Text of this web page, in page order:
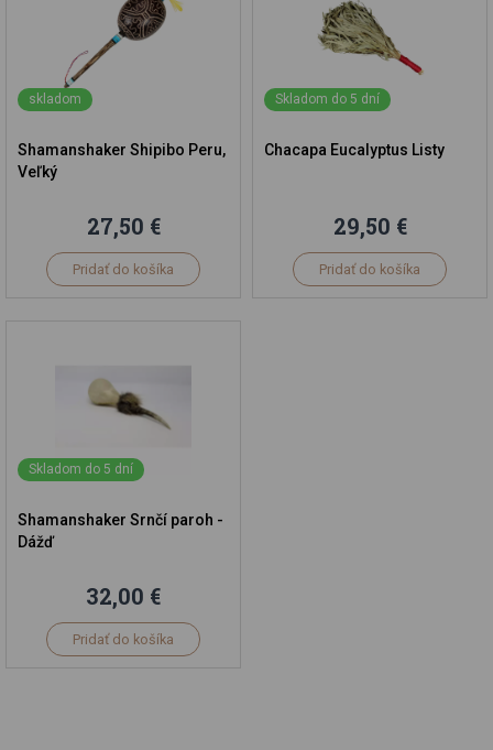
skladom
Shamanshaker Shipibo Peru,
Veľký
27,50 €
Pridať do košíka
Skladom do 5 dní
Chacapa Eucalyptus Listy
29,50 €
Pridať do košíka
Skladom do 5 dní
Shamanshaker Srnčí paroh -
Dážď
32,00 €
Pridať do košíka